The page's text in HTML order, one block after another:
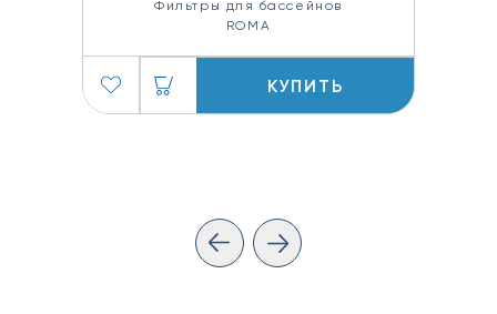
Фильтры для бассейнов
ROMA
КУПИТЬ